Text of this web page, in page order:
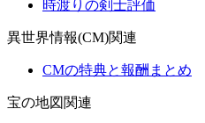
時渡りの剣士評価
異世界情報(CM)関連
CMの特典と報酬まとめ
宝の地図関連